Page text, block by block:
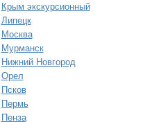
Крым экскурсионный
Липецк
Москва
Мурманск
Нижний Новгород
Орел
Псков
Пермь
Пенза